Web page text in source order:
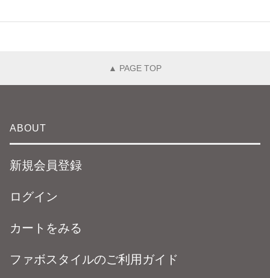
▲ PAGE TOP
ABOUT
新規会員登録
ログイン
カートをみる
ファボスタイルのご利用ガイド